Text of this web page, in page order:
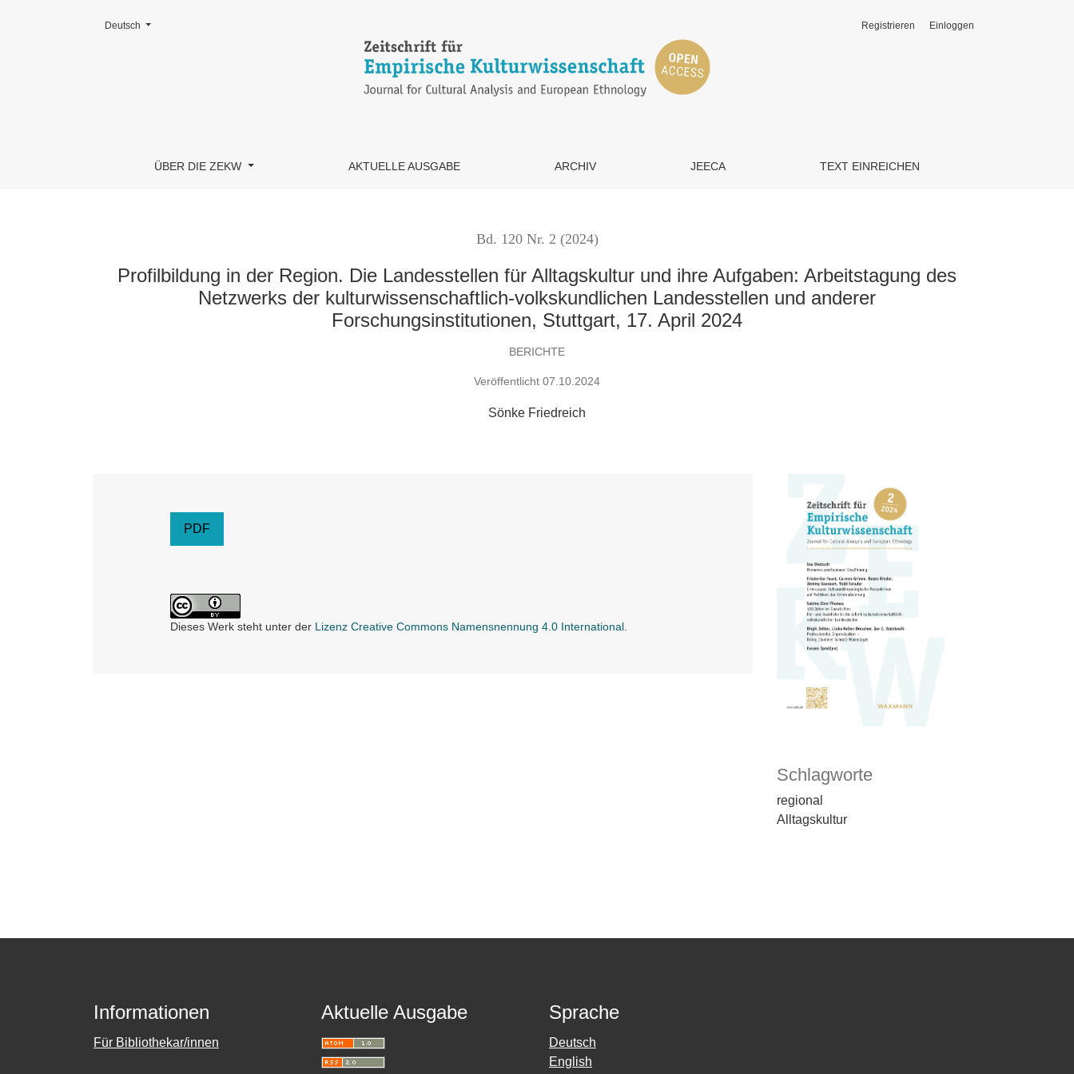
ÜBER DIE ZEKW AKTUELLE AUSGABE ARCHIV JEECA TEXT EINREICHEN
Registrieren Einloggen
Change the language. The current language is:
Deutsch
Bd. 120 Nr. 2 (2024)
Profilbildung in der Region. Die Landesstellen für Alltagskultur und ihre Aufgaben: Arbeitstagung des
Netzwerks der kulturwissenschaftlich-volkskundlichen Landesstellen und anderer
Forschungsinstitutionen, Stuttgart, 17. April 2024
BERICHTE
Veröffentlicht 07.10.2024
Sönke Friedreich
Schlagworte
regional
Alltagskultur
PDF
Dieses Werk steht unter der Lizenz Creative Commons Namensnennung 4.0 International.
Informationen
Für Bibliothekar/innen
Aktuelle Ausgabe Sprache
Deutsch
English